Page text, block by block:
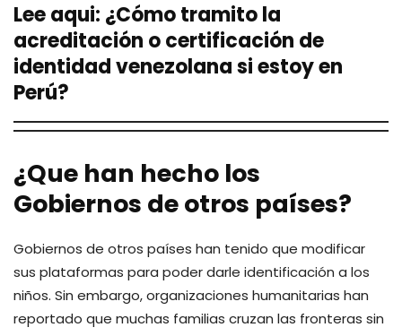
Lee aqui: ¿Cómo tramito la
acreditación o certificación de
identidad venezolana si estoy en
Perú?
¿Que han hecho los
Gobiernos de otros países?
Gobiernos de otros países han tenido que modificar
sus plataformas para poder darle identificación a los
niños. Sin embargo, organizaciones humanitarias han
reportado que muchas familias cruzan las fronteras sin